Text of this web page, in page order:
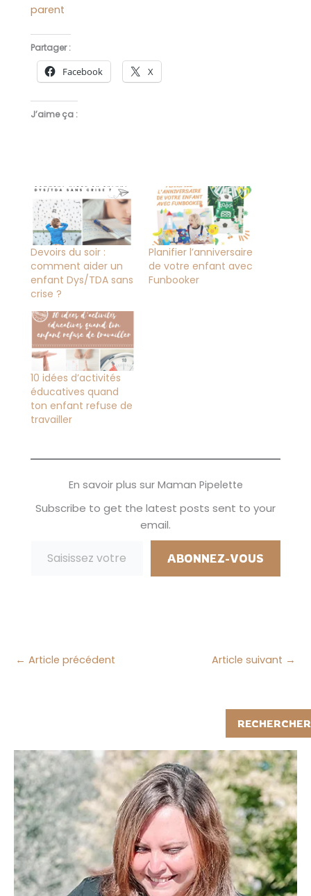
parent
Partager :
Facebook X
J’aime ça :
Devoirs du soir :
comment aider un
enfant Dys/TDA sans
crise ?
Planifier l’anniversaire
de votre enfant avec
Funbooker
10 idées d’activités
éducatives quand
ton enfant refuse de
travailler
En savoir plus sur Maman Pipelette
Subscribe to get the latest posts sent to your
email.
ABONNEZ-VOUS
← Article précédent Article suivant →
RECHERCHER